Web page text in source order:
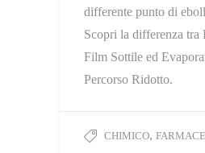
differente punto di
Scopri la differenza tra
Film Sottile ed
Percorso Ridotto.
CHIMICO,